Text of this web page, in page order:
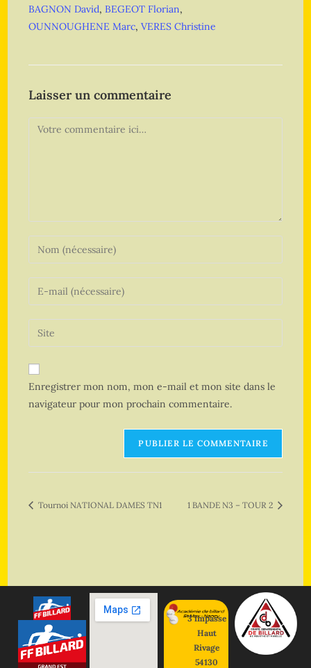
BAGNON David,BEGEOT Florian,
OUNNOUGHENE Marc,VERES Christine
Laisser un commentaire
Enregistrer mon nom, mon e-mail et mon site dans le
navigateur pour mon prochain commentaire.
Tournoi NATIONAL DAMES TN1 1 BANDE N3 – TOUR 2
3 impasse
Haut
Rivage
54130